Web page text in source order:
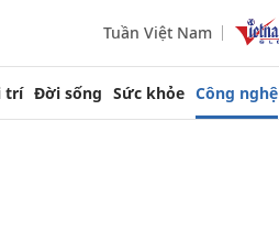
Tuần Việt Nam
trí Đời sống Sức khỏe Công nghệ